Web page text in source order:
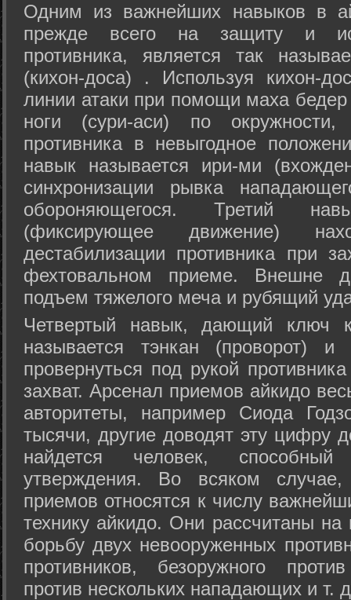
Одним из важнейших навыков в
прежде всего на защиту и
противника, является так
(кихон-доса) . Используя кихон-
линии атаки при помощи маха
ноги (сури-аси) по
противника в невыгодное
навык называется ири-ми
синхронизации рывка
обороняющегося. Третий
(фиксирующее движение)
дестабилизации противника при
фехтовальном приеме. Внешне
подъем тяжелого меча и рубящий
Четвертый навык, дающий ключ
называется тэнкан (проворот)
провернуться под рукой
захват. Арсенал приемов айкидо
авторитеты, например Сиода
тысячи, другие доводят эту цифру
найдется человек,
утверждения. Во всяком
приемов относятся к числу
технику айкидо. Они рассчитаны
борьбу двух невооруженных
противников, безоружного
против нескольких нападающих и т.